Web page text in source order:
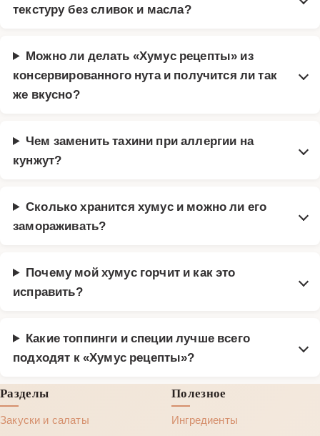
текстуру без сливок и масла?
Можно ли делать «Хумус рецепты» из
консервированного нута и получится ли так
же вкусно?
Чем заменить тахини при аллергии на
кунжут?
Сколько хранится хумус и можно ли его
замораживать?
Почему мой хумус горчит и как это
исправить?
Какие топпинги и специи лучше всего
подходят к «Хумус рецепты»?
Разделы
Закуски и салаты
Полезное
Ингредиенты